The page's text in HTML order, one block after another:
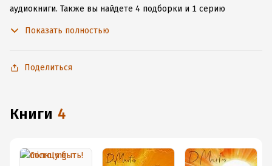
аудиокниги. Также вы найдете 4 подборки и 1 серию
приложение для iOS или Android, чтобы не расставаться
Показать полностью
Поделиться
книги 4